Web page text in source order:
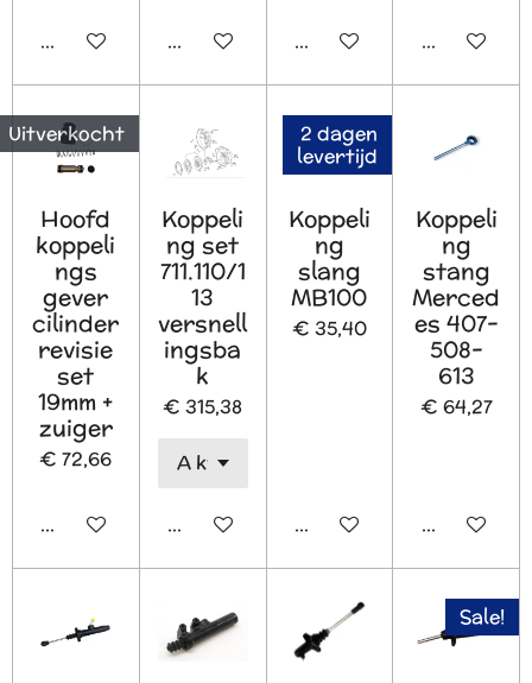
In winkelwagenHoud mij op de hoogte
In winkelwagen
In
Uitverkocht
Hoofd
koppeli
ngs
gever
cilinder
revisie
set
19mm +
zuiger
€ 72,66
Houd mij op de hoogte
Koppeli
ng set
711.110/1
13
versnell
ingsba
k
€ 315,38
In winkelwagen
2 dagen
levertijd
Koppeli
ng
slang
MB100
€ 35,40
In winkelwagen
Koppeli
ng
stang
Merced
es 407-
508-
613
€ 64,27
In
Sale!